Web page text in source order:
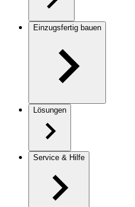
Einzugsfertig bauen
Lösungen
Service & Hilfe